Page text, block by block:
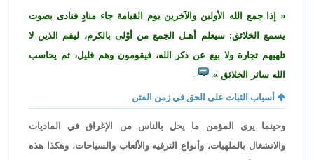
إذا جمع الله الأولين والآخرين يوم القيامة جاء منادٍ فنادى بصوت
يسمع الخلائق: سيعلم أهـل الجمع من أوْلى بالكرم، ليقم الذين لا
تلهيهم تجارة ولا بيع عن ذكر الله، فيقومون وهم قليل، ثم يحاسب
الله سائر الخلائق
أسباب الثبات على الحق في زمن الفتن
وحينما يرى المؤمن ما يحل بالناس من الإغراق في الماديات
والانشغال بالملهيات، وأنواع الترفيه والألعاب والسياحات، وهكذا هذه